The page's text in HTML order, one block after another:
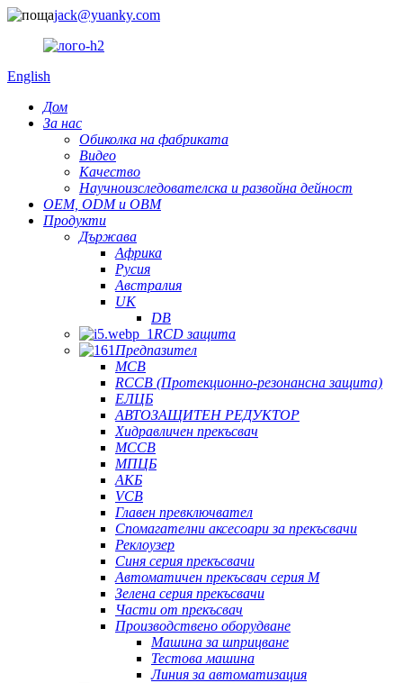
jack@yuanky.com
English
Дом
За нас
Обиколка на фабриката
Видео
Качество
Научноизследователска и развойна дейност
OEM, ODM и OBM
Продукти
Държава
Африка
Русия
Австралия
UK
DB
RCD защита
Предпазител
MCB
RCCB (Протекционно-резонансна защита)
ЕЛЦБ
АВТОЗАЩИТЕН РЕДУКТОР
Хидравличен прекъсвач
MCCB
МПЦБ
АКБ
VCB
Главен превключвател
Спомагателни аксесоари за прекъсвачи
Реклоузер
Синя серия прекъсвачи
Автоматичен прекъсвач серия M
Зелена серия прекъсвачи
Части от прекъсвач
Производствено оборудване
Машина за шприцване
Тестова машина
Линия за автоматизация